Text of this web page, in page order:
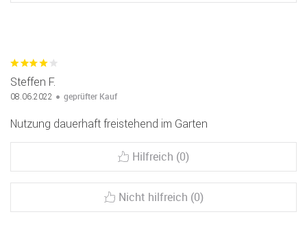
Steffen F.
08.06.2022 geprüfter Kauf
Nutzung dauerhaft freistehend im Garten
Hilfreich (0)
Nicht hilfreich (0)